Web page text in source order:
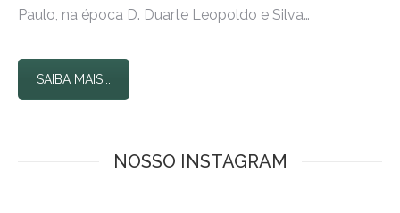
Paulo, na época D. Duarte Leopoldo e Silva…
SAIBA MAIS...
NOSSO INSTAGRAM